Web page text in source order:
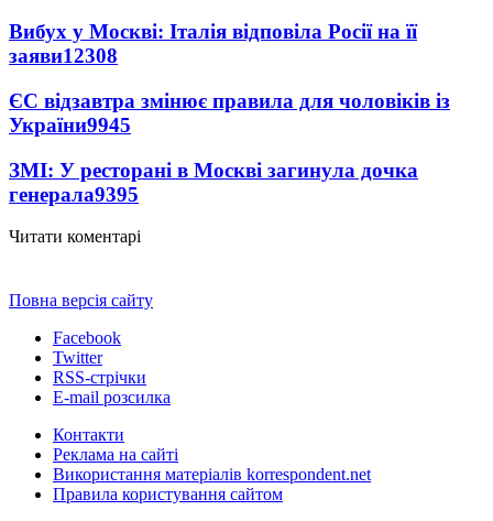
Вибух у Москві: Італія відповіла Росії на її
заяви12308
ЄС відзавтра змінює правила для чоловіків із
України9945
ЗМІ: У ресторані в Москві загинула дочка
генерала9395
Читати коментарі
Повна версія сайту
Facebook
Twitter
RSS-стрічки
E-mail розсилка
Контакти
Реклама на сайті
Використання матеріалів korrespondent.net
Правила користування сайтом